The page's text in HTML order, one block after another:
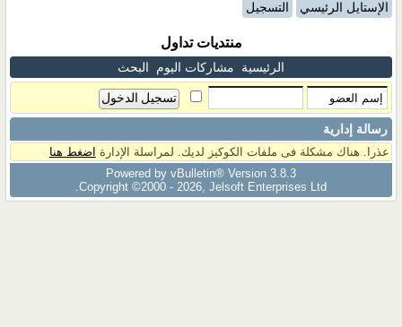
الإستايل الرئيسي التسجيل
منتديات تداول
الرئيسية مشاركات اليوم البحث
رسالة إدارية
عذرا. هناك مشكلة فى ملفات الكوكيز لديك. لمراسلة الإدارة اضغط هنا
Powered by vBulletin® Version 3.8.3
Copyright ©2000 - 2026, Jelsoft Enterprises Ltd.